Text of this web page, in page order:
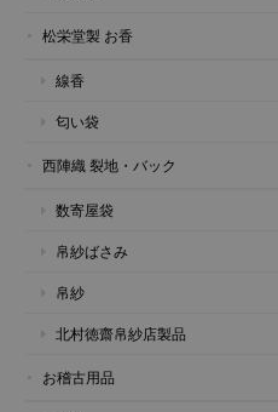
松栄堂製 お香
線香
匂い袋
西陣織 裂地・バック
数寄屋袋
帛紗ばさみ
帛紗
北村徳齋帛紗店製品
お稽古用品